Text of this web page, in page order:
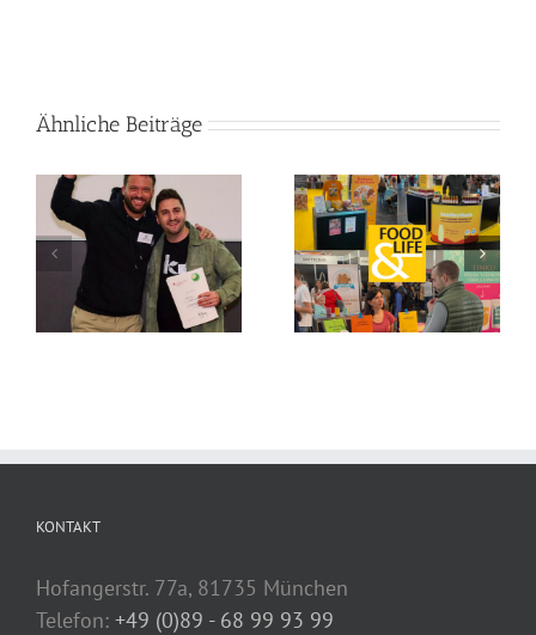
Ähnliche Beiträge
KONTAKT
Hofangerstr. 77a, 81735 München
Telefon: +49 (0)89 - 68 99 93 99